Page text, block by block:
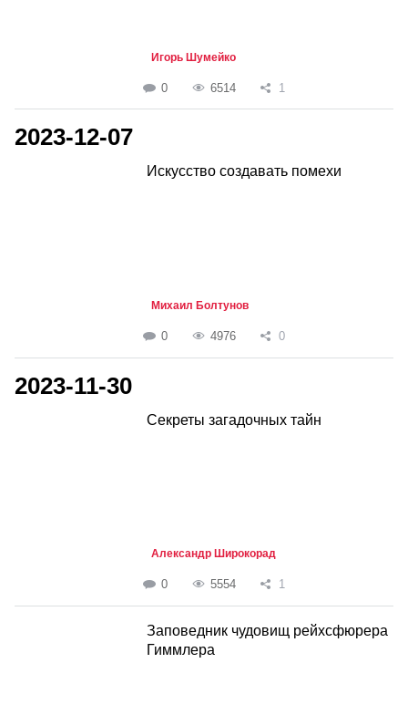
Игорь Шумейко
0 6514 1
2023-12-07
Искусство создавать помехи
Михаил Болтунов
0 4976 0
2023-11-30
Секреты загадочных тайн
Александр Широкорад
0 5554 1
Заповедник чудовищ рейхсфюрера
Гиммлера